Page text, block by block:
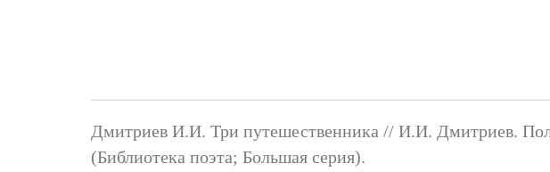
Дмитриев И.И. Три путешественника // И.И. Дмитриев.
(Библиотека поэта; Большая серия).